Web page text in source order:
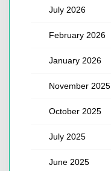
July 2026
February 2026
January 2026
November 2025
October 2025
July 2025
June 2025